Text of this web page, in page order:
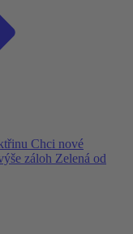
Chci nové
záloh Zelená od